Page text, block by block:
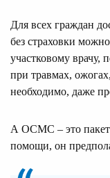
Для всех граждан
без страховки
участковому врачу,
при травмах,
необходимо, даже
А ОСМС – это пакет
помощи, он